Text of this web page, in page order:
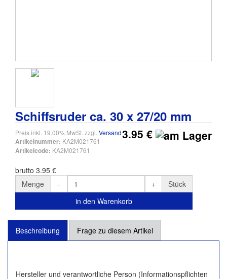
Schiffsruder ca. 30 x 27/20 mm
Preis inkl. 19.00% MwSt. zzgl. Versand
Artikelnummer: KA2M021761
Artikelcode: KA2M021761
3.95 €
brutto 3.95 €
Menge
Stück
in den Warenkorb
Beschreibung Frage zu diesem Artikel
Hersteller und verantwortliche Person (Informationspflichten